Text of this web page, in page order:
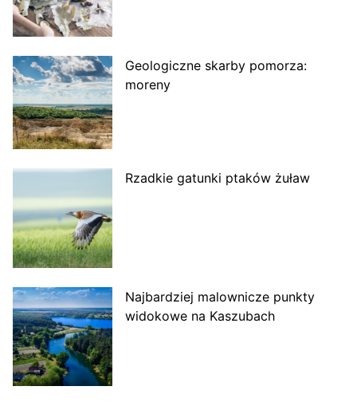
Geologiczne skarby pomorza:
moreny
Rzadkie gatunki ptaków żuław
Najbardziej malownicze punkty
widokowe na Kaszubach